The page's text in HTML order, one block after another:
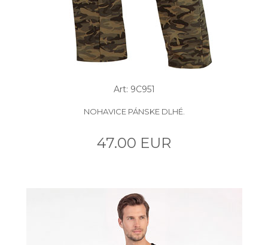
Art: 9C951
NOHAVICE PÁNSKE DLHÉ.
47.00 EUR